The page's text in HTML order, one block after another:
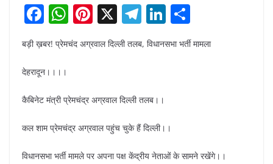
F
c
e
b
o
o
k
W
h
at
A
p
p
Pi
nt
er
st
X T
el
e
a
m
Li
k
h
ar
बड़ी ख़बर! प्रेमचंद अग्रवाल दिल्ली तलब, विधानसभा भर्ती मामला
देहरादून।।।।
कैबिनेट मंत्री प्रेमचंद्र अग्रवाल दिल्ली तलब।।
कल शाम प्रेमचंद्र अग्रवाल पहुंच चुके हैं दिल्ली।।
विधानसभा भर्ती मामले पर अपना पक्ष केंद्रीय नेताओं के सामने रखेंगे।।